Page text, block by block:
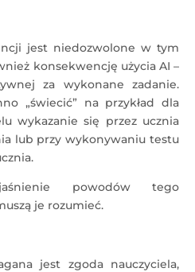
jest niedozwolone w tym
konsekwencję użycia AI –
za wykonane zadanie.
„świecić” na przykład dla
wykazanie się przez ucznia
lub przy wykonywaniu testu
powodów tego
je rozumieć.
jest zgoda nauczyciela,